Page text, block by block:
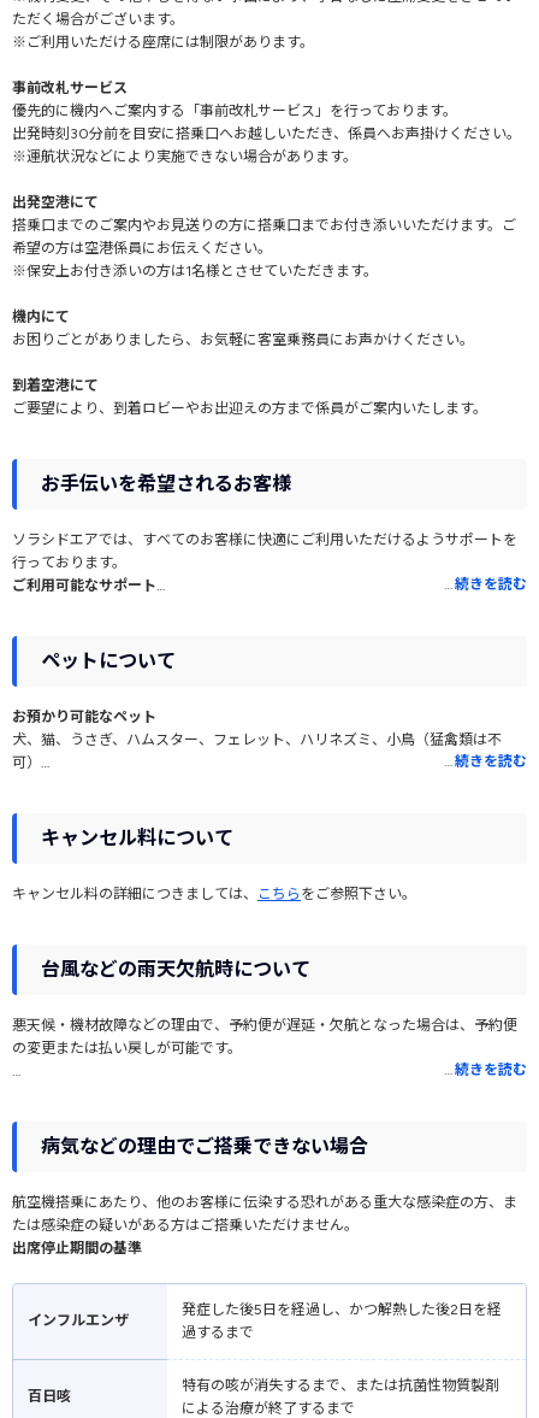
※ベビーカーは機内に持ち込めません。付属のアクセサリーなどを外して、受
託手荷物カウンターでお預けください。
さい。
お子様一人旅（ソラシドキッズ）
ただく場合がございます。
※ご利用いただける座席には制限があります。
事前改札サービス
優先的に機内へご案内する「事前改札サービス」を行っております。
出発時刻30分前を目安に搭乗口へお越しいただき、係員へお声掛けください。
※運航状況などにより実施できない場合があります。
出発空港にて
搭乗口までのご案内やお見送りの方に搭乗口までお付き添いいただけます。ご
希望の方は空港係員にお伝えください。
※保安上お付き添いの方は1名様とさせていただきます。
機内にて
お困りごとがありましたら、お気軽に客室乗務員にお声かけください。
到着空港にて
ご要望により、到着ロビーやお出迎えの方まで係員がご案内いたします。
お手伝いを希望されるお客様
ソラシドエアでは、すべてのお客様に快適にご利用いただけるようサポートを
行っております。
ご利用可能なサポート
・耳や言葉の不自由なお客さま
・知的・発達障がいのあるお客様
・身体障がい者補助犬をお連れのお客さま
・医療機器を持ち込み・使用されるお客さま
詳しくは、ソラシドエア公式サイト
…続きを読む
ペットについて
お預かり可能なペット
犬、猫、うさぎ、ハムスター、フェレット、ハリネズミ、小鳥（猛禽類は不
可）
※持ち込みできるのは3匹程度です
たり水漏れすることがない状態を係員が確認でき場合
※魚は発電装置やポンプを作動させる必要のないもの。
料金
ケージ1個1区間あたり6,500円
S～LLの4つのサイズのケージを貸し出しております。
※数に限りがありますので、状況によってはご用意できない場合があります。
…続きを読む
キャンセル料について
キャンセル料の詳細につきましては、 こちら をご参照下さい。
台風などの雨天欠航時について
悪天候・機材故障などの理由で、予約便が遅延・欠航となった場合は、予約便
の変更または払い戻しが可能です。
替えが可能です。手数料はかかりません。手続きは、予約便出発日から10日以
カウンター、予約・案内センターでも手続きが可能です。
・払い戻し
絡ください。マイページ内のキャンセル依頼フォームより承ります。(※払戻手
数料などの詳細はこちら をご参照願います。)
…続きを読む
病気などの理由でご搭乗できない場合
航空機搭乗にあたり、他のお客様に伝染する恐れがある重大な感染症の方、ま
たは感染症の疑いがある方はご搭乗いただけません。
出席停止期間の基準
インフルエンザ
発症した後5日を経過し、かつ解熱した後2日を経
過するまで
百日咳
特有の咳が消失するまで、または抗菌性物質製剤
による治療が終了するまで